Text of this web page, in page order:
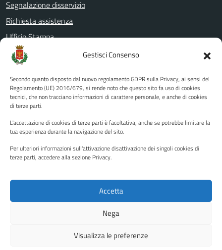
Gestisci Consenso
Secondo quanto disposto dal nuovo regolamento GDPR sulla Privacy, ai sensi del
Regolamento (UE) 2016/679, si rende noto che questo sito fa uso di cookies
tecnici, che non tracciano informazioni di carattere personale, e anche di cookies
di terze parti.
L'accettazione di cookies di terze parti è facoltativa, anche se potrebbe limitare la
tua esperienza durante la navigazione del sito.
Per ulteriori informazioni sull'attivazione disattivazione dei singoli cookies di
terze parti, accedere alla sezione Privacy.
Accetta
Nega
Visualizza le preferenze
Segnalazione disservizio
Richiesta assistenza
Ufficio Stampa
Amministrazione Trasparente
Albo pretorio
Informativa privacy
Note legali
Piano di miglioramento del sito
Instagram